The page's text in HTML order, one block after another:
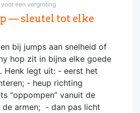
een vergroting
— sleutel tot elke
bij jumps aan snelheid of
hop zit in bijna elke goede
Henk legt uit: - eerst het
- heup richting
“oppompen” vanuit de
de armen; - dan pas licht